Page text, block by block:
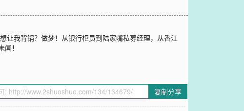
让我背锅？做梦！从银行柜员到陆家嘴私募经理，从香江
！
复制分享